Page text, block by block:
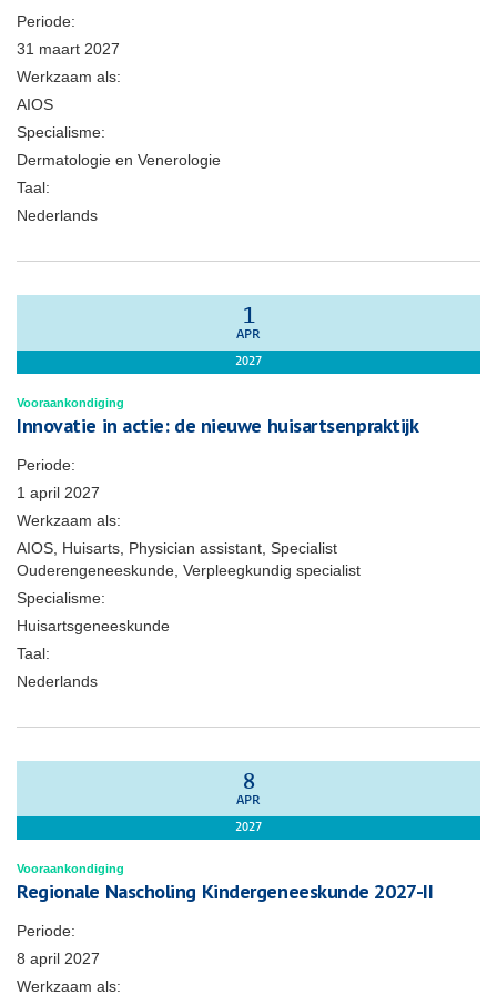
Periode:
31 maart 2027
Werkzaam als:
AIOS
Specialisme:
Dermatologie en Venerologie
Taal:
Nederlands
1
APR
2027
Vooraankondiging
Innovatie in actie: de nieuwe huisartsenpraktijk
Periode:
1 april 2027
Werkzaam als:
AIOS, Huisarts, Physician assistant, Specialist
Ouderengeneeskunde, Verpleegkundig specialist
Specialisme:
Huisartsgeneeskunde
Taal:
Nederlands
8
APR
2027
Vooraankondiging
Regionale Nascholing Kindergeneeskunde 2027-II
Periode:
8 april 2027
Werkzaam als: